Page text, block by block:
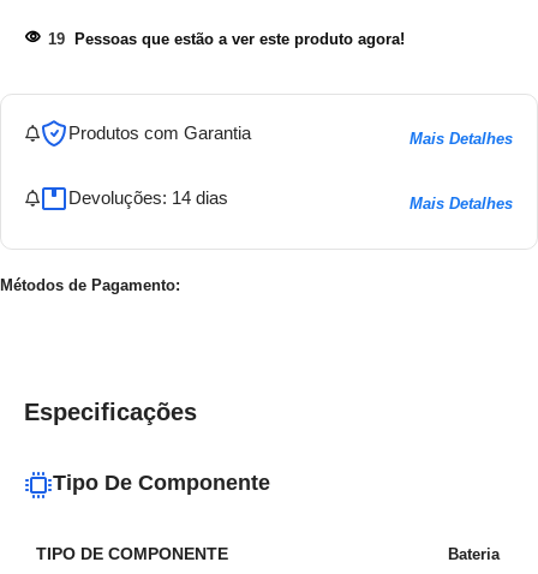
19 Pessoas que estão a ver este produto agora!
Produtos com Garantia Mais Detalhes
Devoluções: 14 dias Mais Detalhes
Métodos de Pagamento:
Especificações
Tipo De Componente
TIPO DE COMPONENTE Bateria